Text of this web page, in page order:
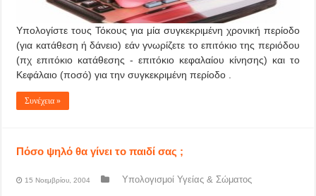
Υπολογίστε τους Τόκους για μία συγκεκριμένη χρονική περίοδο
(για κατάθεση ή δάνειο) εάν γνωρίζετε το επιτόκιο της περιόδου
(πχ επιτόκιο κατάθεσης - επιτόκιο κεφαλαίου κίνησης) και το
Κεφάλαιο (ποσό) για την συγκεκριμένη περίοδο .
Συνέχεια »
Πόσο ψηλό θα γίνει το παιδί σας ;
15 Νοεμβρίου, 2004 Υπολογισμοί Υγείας & Σώματος